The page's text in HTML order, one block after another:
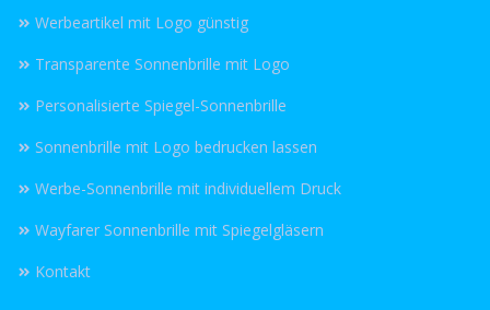
Werbeartikel mit Logo günstig
Transparente Sonnenbrille mit Logo
Personalisierte Spiegel-Sonnenbrille
Sonnenbrille mit Logo bedrucken lassen
Werbe-Sonnenbrille mit individuellem Druck
Wayfarer Sonnenbrille mit Spiegelgläsern
Kontakt